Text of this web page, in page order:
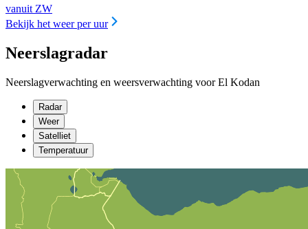
vanuit ZW
Bekijk het weer per uur
Neerslagradar
Neerslagverwachting en weersverwachting voor El Kodan
Radar
Weer
Satelliet
Temperatuur